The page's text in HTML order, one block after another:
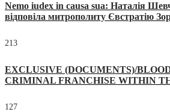
Nemo iudex in causa sua: Наталія
відповіла митрополиту Євстратію
213
EXCLUSIVE (DOCUMENTS)/
CRIMINAL FRANCHISE WITHIN
127